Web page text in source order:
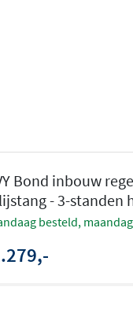
keuze uit
medium als een
van 15 cm of 30
40 cm voor een
regenstraal
Bond inbouw
- 3-standen
besteld,